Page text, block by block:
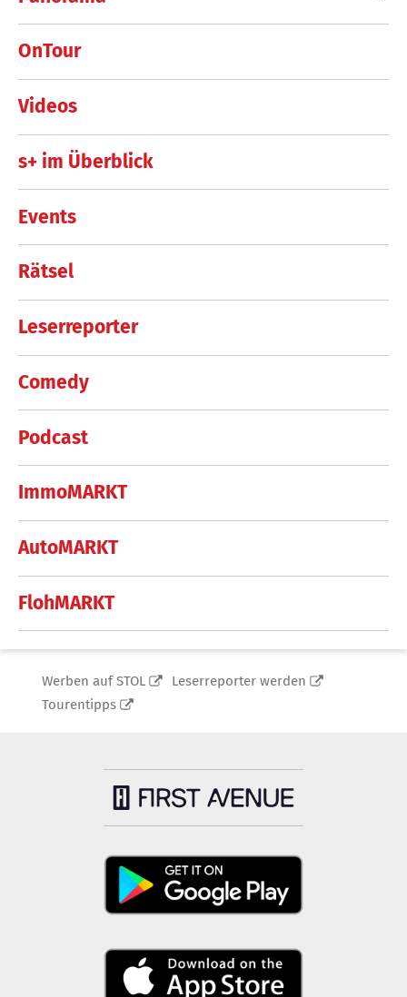
OnTour
Videos
s+ im Überblick
Events
Rätsel
Leserreporter
Comedy
Podcast
ImmoMARKT
AutoMARKT
FlohMARKT
Werben auf STOL
Leserreporter werden
Tourentipps